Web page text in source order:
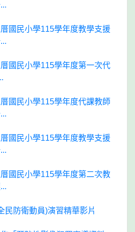
國民小學115學年度教學支援
國民小學115學年度第一次代
國民小學115學年度代課教師
國民小學115學年度教學支援
國民小學115學年度第二次教
民防衛動員)演習精華影片